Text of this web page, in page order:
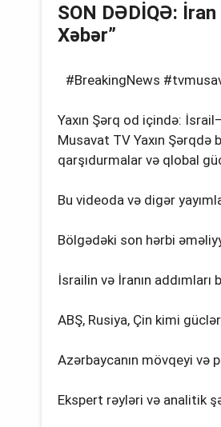
SON DƏDİQƏ:
Xəbər”
#BreakingNews
Yaxın Şərq od içində:
Musavat TV Yaxın
qarşıdurmalar və qlobal
Bu videoda və digər
Bölgədəki son hərbi
İsrailin və İranın addımları
ABŞ, Rusiya, Çin kimi
Azərbaycanın mövqeyi və
Ekspert rəyləri və analitik